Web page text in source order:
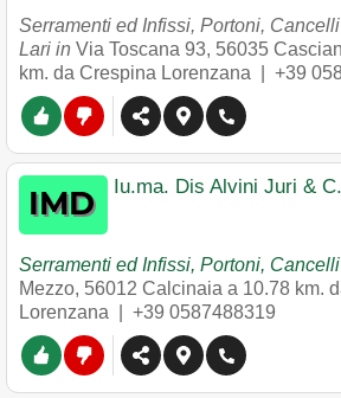
Serramenti ed Infissi, Portoni,
Lari in Via Toscana 93, 56035
km. da Crespina Lorenzana | +39
Iu.ma. Dis Alvini Juri & C.
Serramenti ed Infissi, Portoni,
Mezzo, 56012 Calcinaia a 10.78 km.
Lorenzana | +39 0587488319